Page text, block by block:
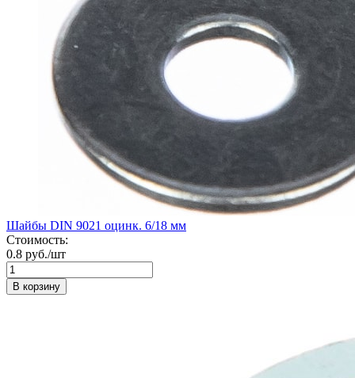
Шайбы DIN 9021 оцинк. 6/18 мм
Стоимость:
0.8 руб./шт
В корзину